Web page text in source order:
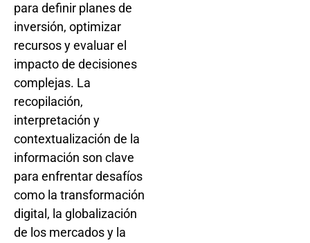
para definir planes de
inversión, optimizar
recursos y evaluar el
impacto de decisiones
complejas. La
recopilación,
interpretación y
contextualización de la
información son clave
para enfrentar desafíos
como la transformación
digital, la globalización
de los mercados y la